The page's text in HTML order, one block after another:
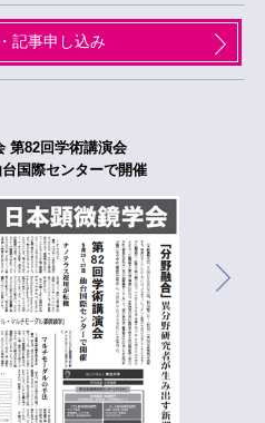
記事申し込み
第82回学術講演会
国際センターで開催